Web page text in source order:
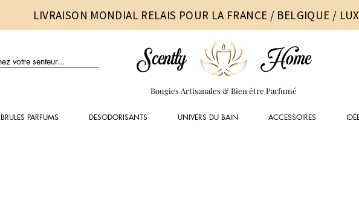
LIVRAISON MONDIAL RELAIS POUR LA FRANCE / BELGIQUE /
Scently Home
Bougies Artisanales & Bien être Parfumé
BRULES PARFUMS DESODORISANTS UNIVERS DU BAIN ACCESSOIRES